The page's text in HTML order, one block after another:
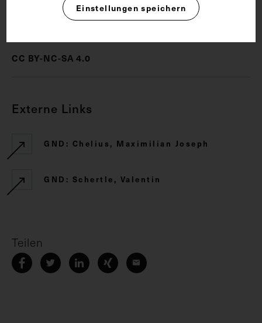
CC BY-NC-SA 4.0
Externe Links
GND: Chelius, Maximilian Joseph
GND: Schertle, Valentin
Teilen
Einstellungen speichern